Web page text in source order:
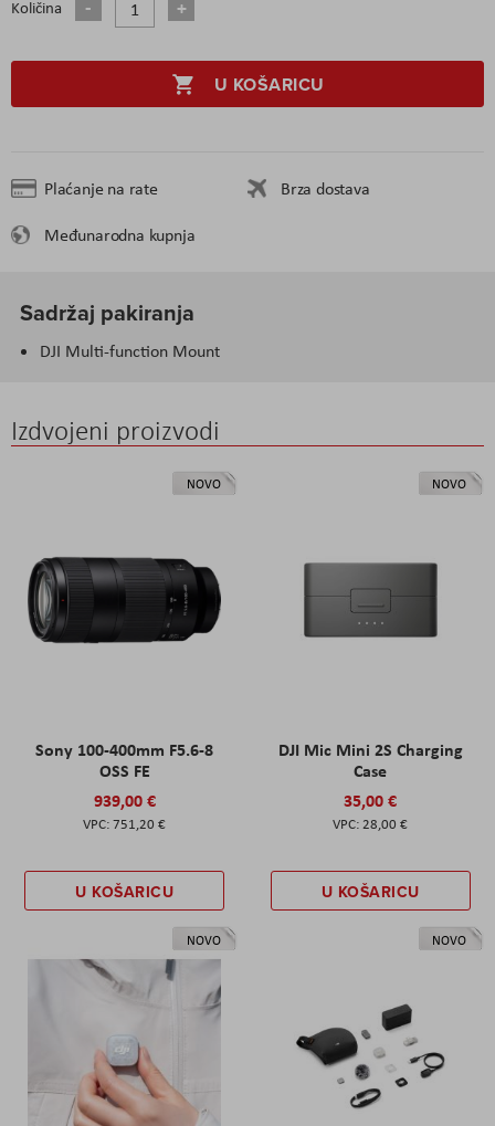
Količina
U KOŠARICU
Plaćanje na rate
Brza dostava
Međunarodna kupnja
Sadržaj pakiranja
DJI Multi-function Mount
Izdvojeni proizvodi
NOVO
Sony 100-400mm F5.6-8
OSS FE
939,00 €
751,20 €
U KOŠARICU
NOVO
DJI Mic Mini 2S Charging
Case
35,00 €
28,00 €
U KOŠARICU
NOVO NOVO